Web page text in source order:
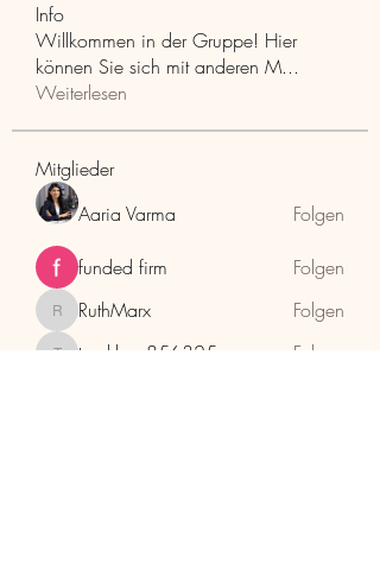
Info
Willkommen in der Gruppe! Hier
können Sie sich mit anderen M...
Weiterlesen
Mitglieder
Aaria Varma
Folgen
funded firm Folgen
RuthMarx
RuthMarx Folgen
trankhoa856325
Folgen